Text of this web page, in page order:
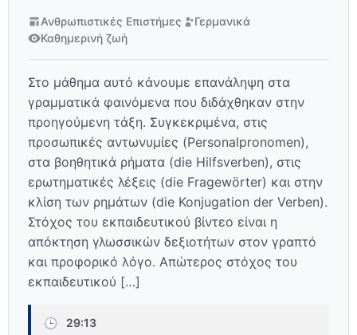
Ανθρωπιστικές Επιστήμες
Γερμανικά
Καθημερινή ζωή
Στο μάθημα αυτό κάνουμε επανάληψη στα
γραμματικά φαινόμενα που διδάχθηκαν στην
προηγούμενη τάξη. Συγκεκριμένα, στις
προσωπικές αντωνυμίες (Personalpronomen),
στα βοηθητικά ρήματα (die Hilfsverben), στις
ερωτηματικές λέξεις (die Fragewörter) και στην
κλίση των ρημάτων (die Konjugation der Verben).
Στόχος του εκπαιδευτικού βίντεο είναι η
απόκτηση γλωσσικών δεξιοτήτων στον γραπτό
και προφορικό λόγο. Απώτερος στόχος του
εκπαιδευτικού […]
🕒 29:13